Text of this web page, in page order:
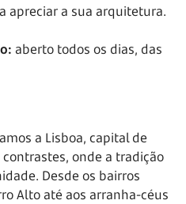
apreciar a sua arquitetura.
aberto todos os dias, das
a Lisboa, capital de
onde a tradição
Desde os bairros
Alto até aos arranha-céus